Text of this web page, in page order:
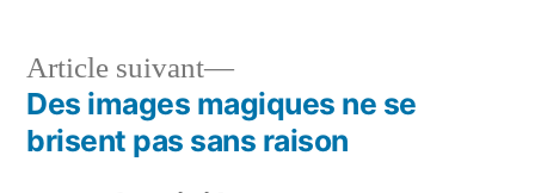
Navigation
Article suivant
Article
suivant :
Des images magiques ne se
brisent pas sans raison